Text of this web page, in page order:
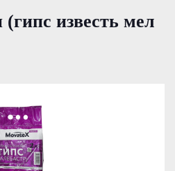
известь мел